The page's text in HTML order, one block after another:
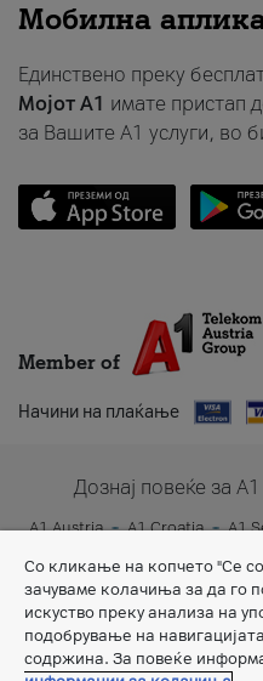
Мобилна
Единствено преку
Мојот A1 имате пристап
за Вашите A1 услуги, во
Member of
Начини на плаќање
Дознај повеќе за
A1 Austria A1 Croatia A1
Со кликање на копчето "Се
зачуваме колачиња за да го
искуство преку анализа на
подобрување на
содржина. За повеќе